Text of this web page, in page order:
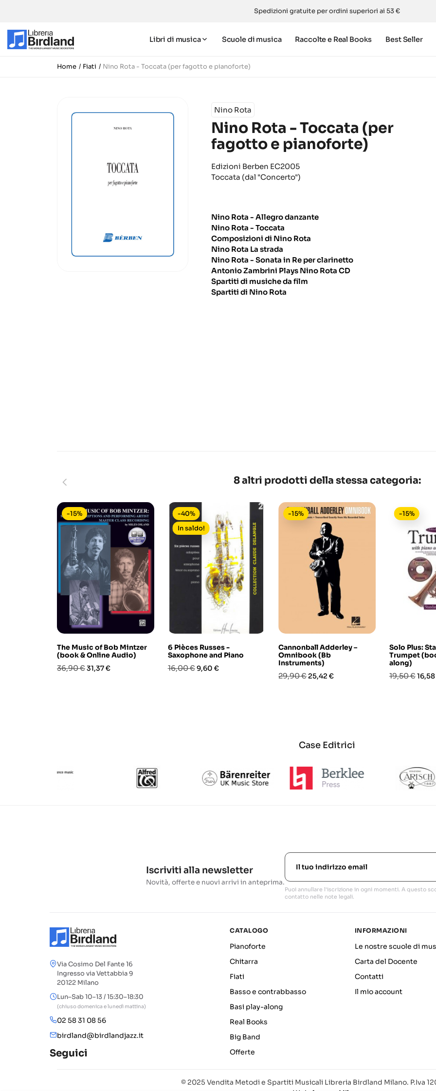
Spedizioni gratuite per ordini superiori ai 53 €
Libri di musica Scuole di musica Raccolte e Real Books Best Seller
Home Fiati Nino Rota - Toccata (per fagotto e pianoforte)
Nino Rota
Nino Rota - Toccata (per
fagotto e pianoforte)
Edizioni Berben EC2005
Toccata (dal "Concerto")
Nino Rota - Allegro danzante
Nino Rota - Toccata
Composizioni di Nino Rota
Nino Rota La strada
Nino Rota - Sonata in Re per clarinetto
Antonio Zambrini Plays Nino Rota CD
Spartiti di musiche da film
Spartiti di Nino Rota
8 altri prodotti della stessa categoria:
The Music of Bob Mintzer
(book & Online Audio)
Prezzo
36,90 €Prezzo
31,37 €
-15%
6 Pièces Russes -
Saxophone and Piano
Prezzo
16,00 €Prezzo
9,60 €
-40%
In saldo!
Cannonball Adderley –
Omnibook (Bb
Instruments)
Prezzo
29,90 € Prezzo
25,42 €
-15%
Solo Plus:
Trumpet
along)
Prezzo
19,50 €
-15%
Case Editrici
Iscriviti alla newsletter
Novità, offerte e nuovi arrivi in anteprima.
Puoi annullare l'iscrizione in ogni momenti. A questo
contatto nelle note legali.
Via Cosimo Del Fante 16
Ingresso via Vettabbia 9
20122 Milano
Lun–Sab 10–13 / 15:30–18:30
(chiuso domenica e lunedì mattina)
02 58 31 08 56
birdland@birdlandjazz.it
Seguici
CATALOGO
Pianoforte
Chitarra
Fiati
Basso e contrabbasso
Basi play-along
Real Books
Big Band
Offerte
INFORMAZIONI
Le nostre scuole di
Carta del Docente
Contatti
Il mio account
© 2025 Vendita Metodi e Spartiti Musicali Libreria Birdland Milano. P.Iva